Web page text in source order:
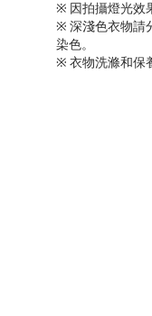
※ 因拍攝燈光效
※ 深淺色衣物請
染色。
※ 衣物洗滌和保